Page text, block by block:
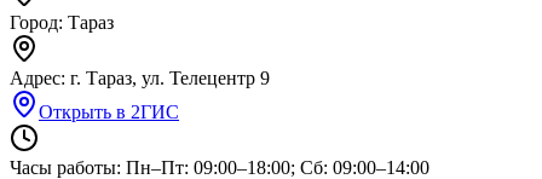
Город: Тараз
Адрес: г. Тараз, ул. Телецентр 9
Открыть в 2ГИС
Часы работы: Пн–Пт: 09:00–18:00; Сб: 09:00–14:00